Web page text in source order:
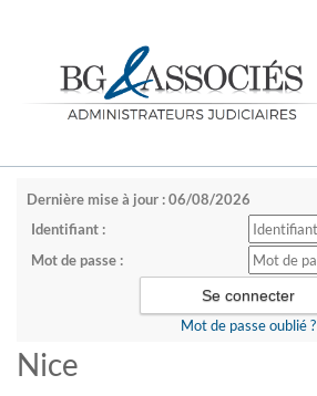
Dernière mise à jour : 06/08/2026
Identifiant :
Mot de passe :
Mot de passe oublié ?
Nice